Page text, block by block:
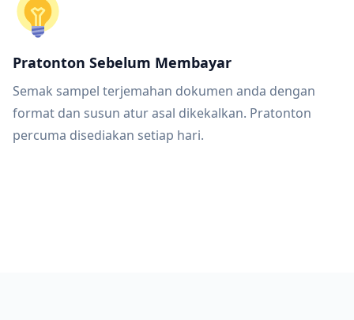
Pratonton Sebelum Membayar
Semak sampel terjemahan dokumen anda dengan
format dan susun atur asal dikekalkan. Pratonton
percuma disediakan setiap hari.